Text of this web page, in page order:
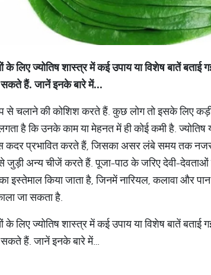
के लिए ज्योतिष शास्त्र में कई उपाय या विशेष बातें
हैं. जानें इनके बारे में...
से चलाने की कोशिश करते हैं. कुछ लोग तो इसके लिए
है कि उनके काम या मेहनत में ही कोई कमी है.
कदर प्रभावित करते हैं, जिसका असर लंबे समय तक
जुड़ी अन्य चीजें करते हैं. पूजा-पाठ के जरिए देवी-
इस्तेमाल किया जाता है, जिनमें नारियल, कलावा और
जा सकता है.
के लिए ज्योतिष शास्त्र में कई उपाय या विशेष बातें
हैं. जानें इनके बारे में…